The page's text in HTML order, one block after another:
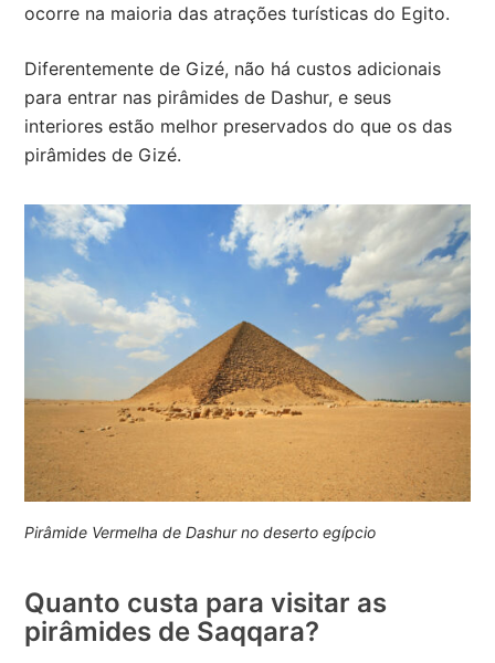
ocorre na maioria das atrações turísticas do Egito.
Diferentemente de Gizé, não há custos adicionais
para entrar nas pirâmides de Dashur, e seus
interiores estão melhor preservados do que os das
pirâmides de Gizé.
Pirâmide Vermelha de Dashur no deserto egípcio
Quanto custa para visitar as
pirâmides de Saqqara?